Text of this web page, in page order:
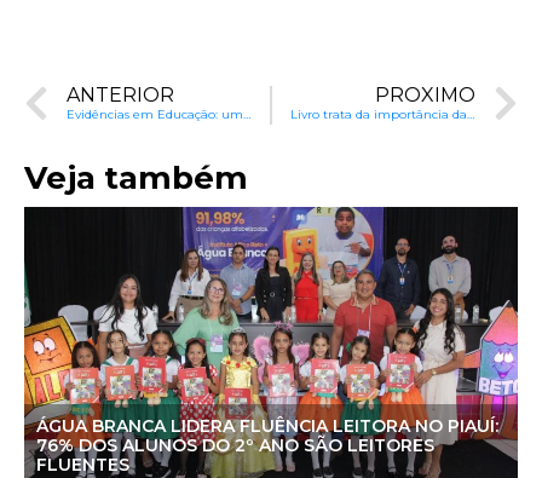
ANTERIOR PRÓXIMO
Veja também
ÁGUA BRANCA LIDERA FLUÊNCIA LEITORA NO PIAUÍ:
76% DOS ALUNOS DO 2º ANO SÃO LEITORES
FLUENTES